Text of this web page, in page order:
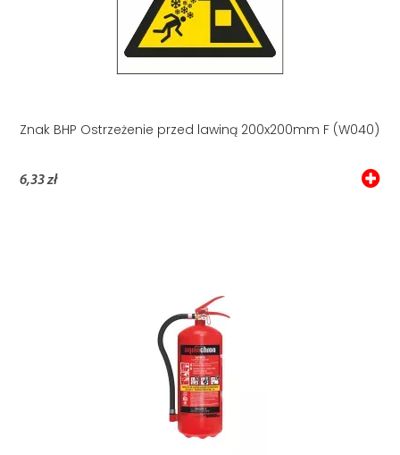
Znak BHP Ostrzeżenie przed lawiną 200x200mm F (W040)
6,33 zł